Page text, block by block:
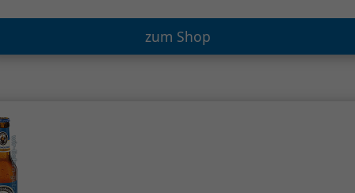
zum Shop